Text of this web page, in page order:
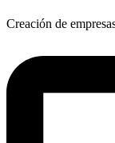
Creación de